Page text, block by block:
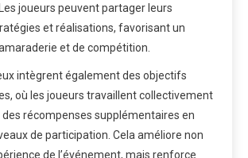
joueurs peuvent partager leurs
et réalisations, favorisant un
et de compétition.
intègrent également des objectifs
où les joueurs travaillent collectivement
récompenses supplémentaires en
de participation. Cela améliore non
de l’événement, mais renforce